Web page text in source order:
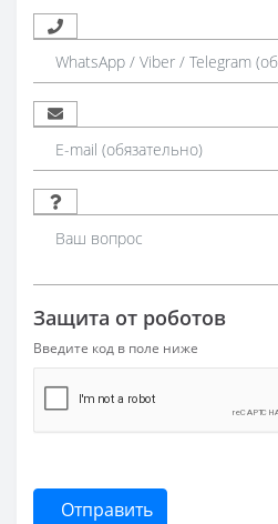
Защита от роботов
Введите код в поле ниже
Отправить